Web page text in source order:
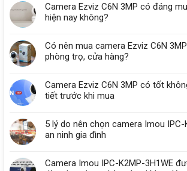
Camera Ezviz C6N 3MP có đáng
hiện nay không?
Có nên mua camera Ezviz C6N
phòng trọ, cửa hàng?
Camera Ezviz C6N 3MP có tốt
tiết trước khi mua
5 lý do nên chọn camera Imou IPC-
an ninh gia đình
Camera Imou IPC-K2MP-3H1WE